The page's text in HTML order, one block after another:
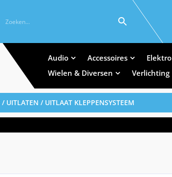
Audio Accessoires Elektro
Wielen & Diversen
Verlichting
/ UITLATEN / UITLAAT KLEPPENSYSTEEM